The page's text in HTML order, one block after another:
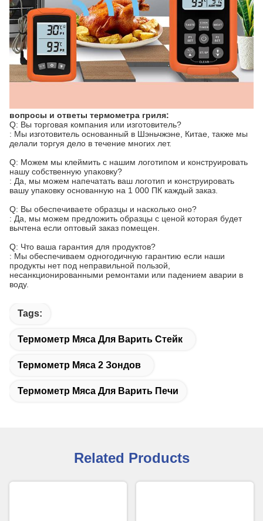
вопросы и ответы термометра гриля:
Q: Вы торговая компания или изготовитель?
: Мы изготовитель основанный в Шэньчжэне, Китае, также мы
делали торгуя дело в течение многих лет.
Q: Можем мы клеймить с нашим логотипом и конструировать
нашу собственную упаковку?
: Да, мы можем напечатать ваш логотип и конструировать
вашу упаковку основанную на 1 000 ПК каждый заказ.
Q: Вы обеспечиваете образцы и насколько оно?
: Да, мы можем предложить образцы с ценой которая будет
вычтена если оптовый заказ помещен.
Q: Что ваша гарантия для продуктов?
: Мы обеспечиваем одногодичную гарантию если наши
продукты нет под неправильной пользой,
несанкционированными ремонтами или падением аварии в
воду.
Tags:
Термометр Мяса Для Варить Стейк
Термометр Мяса 2 Зондов
Термометр Мяса Для Варить Печи
Related Products